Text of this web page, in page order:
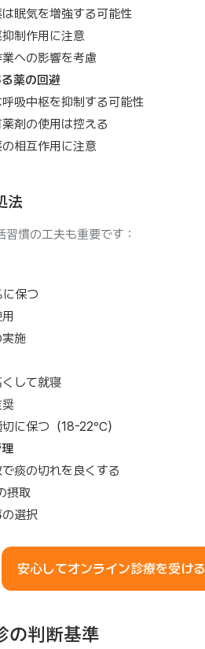
眠気を増強する可能性
制作用に注意
への影響を考慮
薬の回避
吸中枢を抑制する可能性
剤の使用は控える
相互作用に注意
法
慣の工夫も重要です：
保つ
施
くして就寝
に保つ（18-22℃）
痰の切れを良くする
摂取
選択
安心してオンライン診療を受ける
の判断基準